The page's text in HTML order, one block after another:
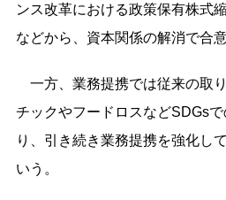
ンス改革における政策保有株式
などから、資本関係の解消で合意
一方、業務提携では従来の取
チックやフードロスなどSDGs
り、引き続き業務提携を強化し
いう。